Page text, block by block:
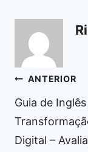
Navegação
de
Post
ANTERIOR
Guia de
Digital –